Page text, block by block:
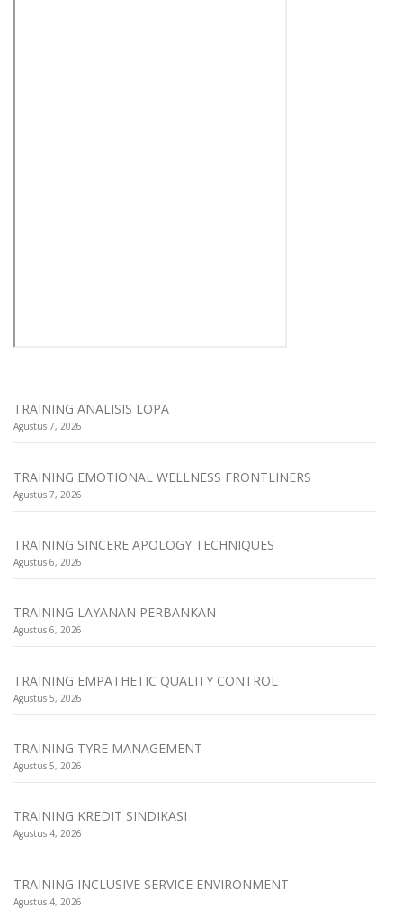
TRAINING ANALISIS LOPA
Agustus 7, 2026
TRAINING EMOTIONAL WELLNESS FRONTLINERS
Agustus 7, 2026
TRAINING SINCERE APOLOGY TECHNIQUES
Agustus 6, 2026
TRAINING LAYANAN PERBANKAN
Agustus 6, 2026
TRAINING EMPATHETIC QUALITY CONTROL
Agustus 5, 2026
TRAINING TYRE MANAGEMENT
Agustus 5, 2026
TRAINING KREDIT SINDIKASI
Agustus 4, 2026
TRAINING INCLUSIVE SERVICE ENVIRONMENT
Agustus 4, 2026